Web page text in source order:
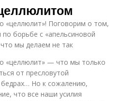
«целлюлит»! Поговорим о том,
по борьбе с «апельсиновой
мы делаем не так
«целлюлит» — что мы только
от пресловутой
бедрах… Но к сожалению,
что все наши усилия